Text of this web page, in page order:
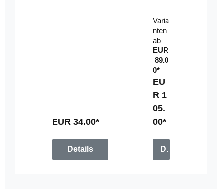
EUR 34.00*
Details
el
mi
t
Fe
rn
be
di
en
u
n
g
Varia
nten
ab
EUR
89.0
0*
EU
R 1
05.
00*
Details